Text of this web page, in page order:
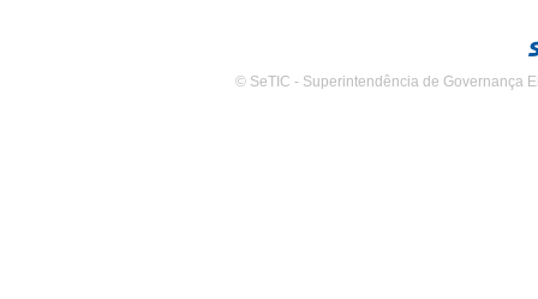
© SeTIC - Superintendência de Governança